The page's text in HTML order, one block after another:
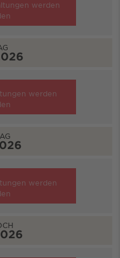
werden
werden
werden